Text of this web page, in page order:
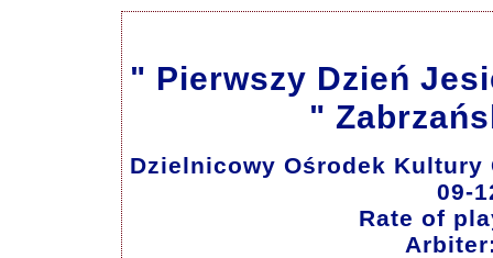
" Pierwszy Dzień
"
Dzielnicowy Ośrodek Kultury
09-
Rate of